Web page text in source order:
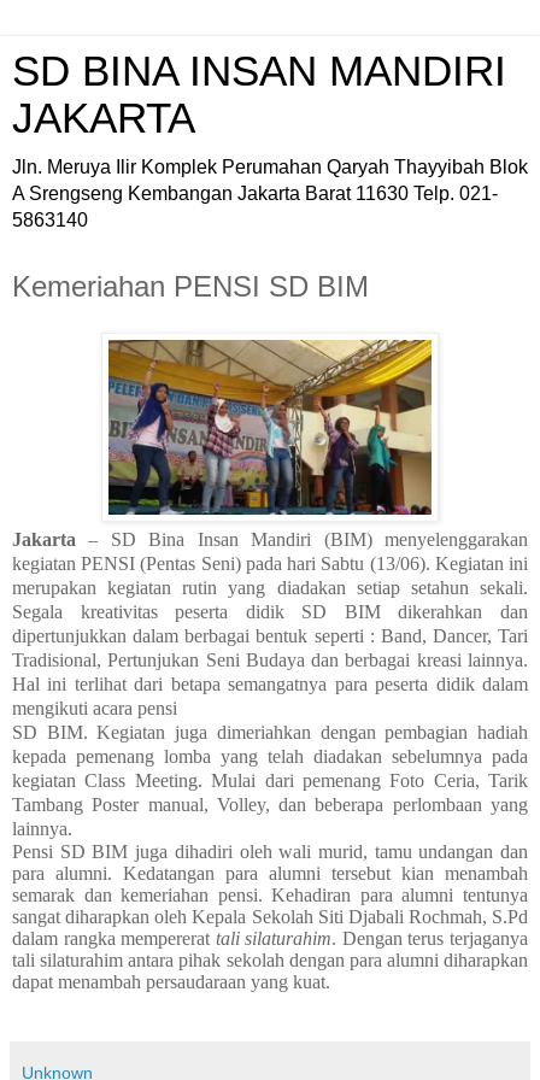
SD BINA INSAN MANDIRI
JAKARTA
Jln. Meruya Ilir Komplek Perumahan Qaryah Thayyibah Blok
A Srengseng Kembangan Jakarta Barat 11630 Telp. 021-
5863140
Kemeriahan PENSI SD BIM
Jakarta – SD Bina Insan Mandiri (BIM) menyelenggarakan
kegiatan PENSI (Pentas Seni) pada hari Sabtu (13/06). Kegiatan ini
merupakan kegiatan rutin yang diadakan setiap setahun sekali.
Segala kreativitas peserta didik SD BIM dikerahkan dan
dipertunjukkan dalam berbagai bentuk seperti : Band, Dancer, Tari
Tradisional, Pertunjukan Seni Budaya dan berbagai kreasi lainnya.
Hal ini terlihat dari betapa semangatnya para peserta didik dalam
mengikuti acara pensi
SD BIM. Kegiatan juga dimeriahkan dengan pembagian hadiah
kepada pemenang lomba yang telah diadakan sebelumnya pada
kegiatan Class Meeting. Mulai dari pemenang Foto Ceria, Tarik
Tambang Poster manual, Volley, dan beberapa perlombaan yang
lainnya.
Pensi SD BIM juga dihadiri oleh wali murid, tamu undangan dan
para alumni. Kedatangan para alumni tersebut kian menambah
semarak dan kemeriahan pensi. Kehadiran para alumni tentunya
sangat diharapkan oleh Kepala Sekolah Siti Djabali Rochmah, S.Pd
dalam rangka mempererat tali silaturahim. Dengan terus terjaganya
tali silaturahim antara pihak sekolah dengan para alumni diharapkan
dapat menambah persaudaraan yang kuat.
Unknown